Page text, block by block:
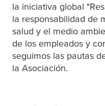
la iniciativa global
la responsabilidad de
salud y el medio
de los empleados y
seguimos las pautas
la Asociación.